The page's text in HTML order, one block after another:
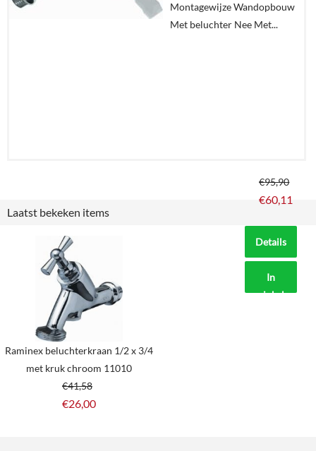
Montagewijze Wandopbouw
Met beluchter Nee Met...
€95,90
€60,11
Details
In
winkelmand
Laatst bekeken items
Raminex beluchterkraan 1/2 x 3/4
met kruk chroom 11010
€41,58
€26,00